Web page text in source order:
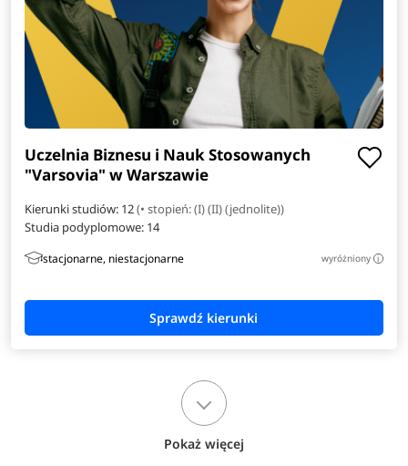
Uczelnia Biznesu i Nauk Stosowanych
"Varsovia" w Warszawie
Kierunki studiów: 12(• stopień: (I) (II) (jednolite))
Studia podyplomowe: 14
stacjonarne, niestacjonarne wyróżniony i
Pokaż więcej